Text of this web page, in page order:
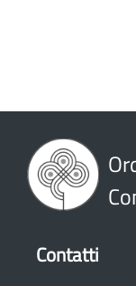
Contatti